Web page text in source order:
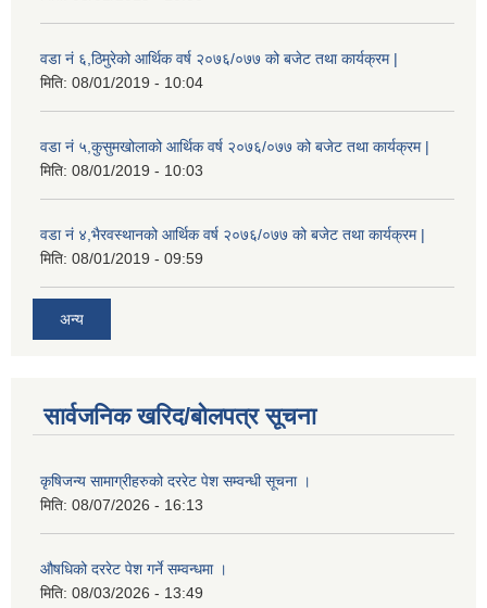
वडा नं ६,ठिमुरेको आर्थिक वर्ष २०७६/०७७ को बजेट तथा कार्यक्रम |
मिति: 08/01/2019 - 10:04
वडा नं ५,कुसुमखोलाको आर्थिक वर्ष २०७६/०७७ को बजेट तथा कार्यक्रम |
मिति: 08/01/2019 - 10:03
वडा नं ४,भैरवस्थानको आर्थिक वर्ष २०७६/०७७ को बजेट तथा कार्यक्रम |
मिति: 08/01/2019 - 09:59
अन्य
सार्वजनिक खरिद/बोलपत्र सूचना
कृषिजन्य सामाग्रीहरुको दररेट पेश सम्वन्धी सूचना ।
मिति: 08/07/2026 - 16:13
औषधिको दररेट पेश गर्ने सम्वन्धमा ।
मिति: 08/03/2026 - 13:49